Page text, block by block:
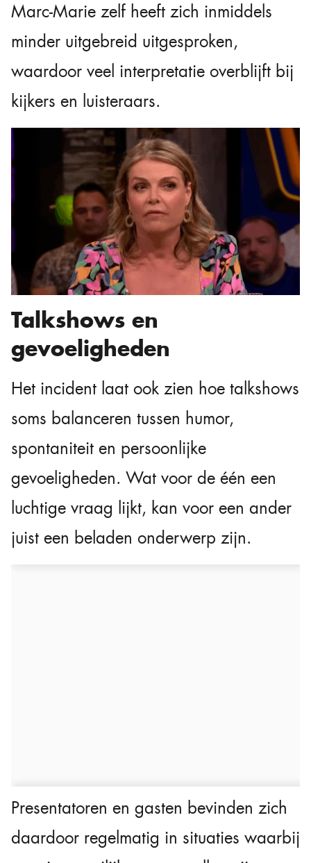
Marc-Marie zelf heeft zich inmiddels
minder uitgebreid uitgesproken,
waardoor veel interpretatie overblijft bij
kijkers en luisteraars.
Talkshows en
gevoeligheden
Het incident laat ook zien hoe talkshows
soms balanceren tussen humor,
spontaniteit en persoonlijke
gevoeligheden. Wat voor de één een
luchtige vraag lijkt, kan voor een ander
juist een beladen onderwerp zijn.
Presentatoren en gasten bevinden zich
daardoor regelmatig in situaties waarbij